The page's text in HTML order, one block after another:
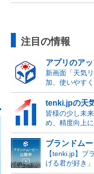
注目の情報
アプリのア
新画面「天気
加、使いやす
tenki.jpの天
皆様の少し未
め、精度向上
ブランドム
【tenki.jp】ブ
げる君が好き